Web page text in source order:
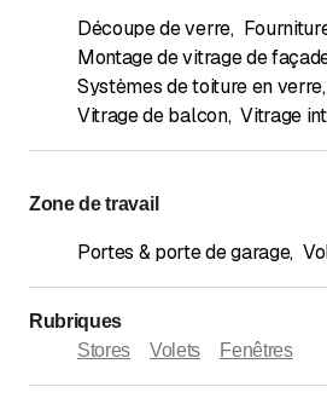
Découpe de verre,
Montage de vitrage de
Systèmes de toiture en verre,
Vitrage de balcon, Vitrage
Zone de travail
Portes & porte de garage,
Rubriques
Stores
Volets Fenêtres